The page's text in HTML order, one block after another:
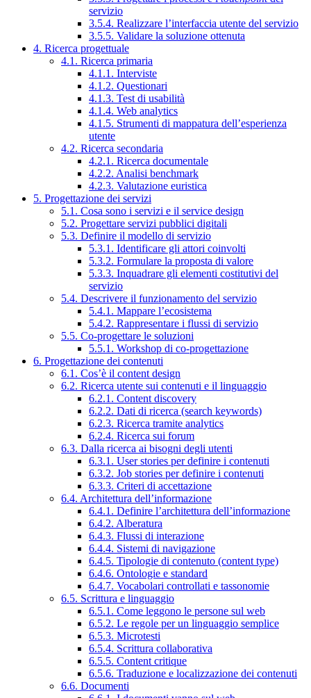
servizio
3.5.4. Realizzare l’interfaccia utente del servizio
3.5.5. Validare la soluzione ottenuta
4. Ricerca progettuale
4.1. Ricerca primaria
4.1.1. Interviste
4.1.2. Questionari
4.1.3. Test di usabilità
4.1.4. Web analytics
4.1.5. Strumenti di mappatura dell’esperienza
utente
4.2. Ricerca secondaria
4.2.1. Ricerca documentale
4.2.2. Analisi benchmark
4.2.3. Valutazione euristica
5. Progettazione dei servizi
5.1. Cosa sono i servizi e il service design
5.2. Progettare servizi pubblici digitali
5.3. Definire il modello di servizio
5.3.1. Identificare gli attori coinvolti
5.3.2. Formulare la proposta di valore
5.3.3. Inquadrare gli elementi costitutivi del
servizio
5.4. Descrivere il funzionamento del servizio
5.4.1. Mappare l’ecosistema
5.4.2. Rappresentare i flussi di servizio
5.5. Co-progettare le soluzioni
5.5.1. Workshop di co-progettazione
6. Progettazione dei contenuti
6.1. Cos’è il content design
6.2. Ricerca utente sui contenuti e il linguaggio
6.2.1. Content discovery
6.2.2. Dati di ricerca (search keywords)
6.2.3. Ricerca tramite analytics
6.2.4. Ricerca sui forum
6.3. Dalla ricerca ai bisogni degli utenti
6.3.1. User stories per definire i contenuti
6.3.2. Job stories per definire i contenuti
6.3.3. Criteri di accettazione
6.4. Architettura dell’informazione
6.4.1. Definire l’architettura dell’informazione
6.4.2. Alberatura
6.4.3. Flussi di interazione
6.4.4. Sistemi di navigazione
6.4.5. Tipologie di contenuto (content type)
6.4.6. Ontologie e standard
6.4.7. Vocabolari controllati e tassonomie
6.5. Scrittura e linguaggio
6.5.1. Come leggono le persone sul web
6.5.2. Le regole per un linguaggio semplice
6.5.3. Microtesti
6.5.4. Scrittura collaborativa
6.5.5. Content critique
6.5.6. Traduzione e localizzazione dei contenuti
6.6. Documenti